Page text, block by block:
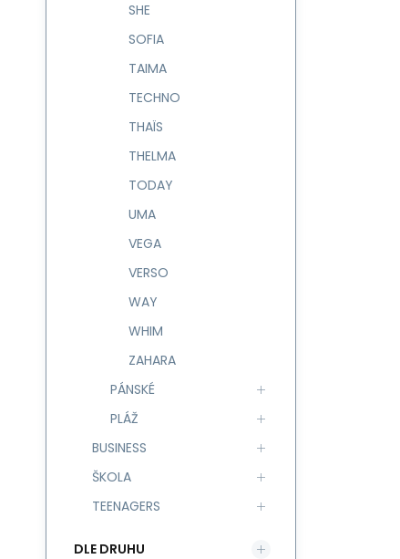
SHE
SOFIA
TAIMA
TECHNO
THAÏS
THELMA
TODAY
UMA
VEGA
VERSO
WAY
WHIM
ZAHARA
PÁNSKÉ
PLÁŽ
BUSINESS
ŠKOLA
TEENAGERS
DLE DRUHU